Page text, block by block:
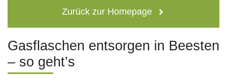
Zurück zur Homepage
Gasflaschen entsorgen in Beesten
– so geht’s